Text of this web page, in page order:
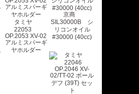
タミヤ
22053
OP.2053 XV-02
アルミスパーギ
ヤホルダー
京商
SIL30000B シ
リコンオイル
#30000 (40cc)